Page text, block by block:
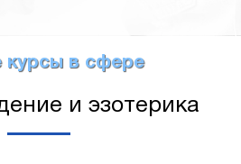
курсы в сфере
и эзотерика